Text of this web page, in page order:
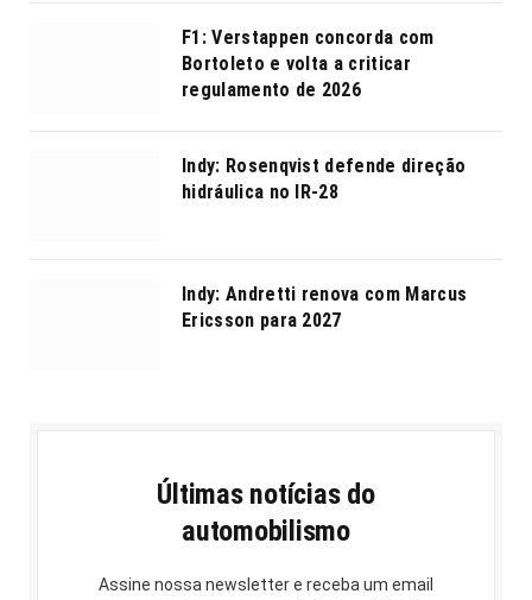
F1: Verstappen concorda com
Bortoleto e volta a criticar
regulamento de 2026
Indy: Rosenqvist defende direção
hidráulica no IR-28
Indy: Andretti renova com Marcus
Ericsson para 2027
Últimas notícias do
automobilismo
Assine nossa newsletter e receba um email